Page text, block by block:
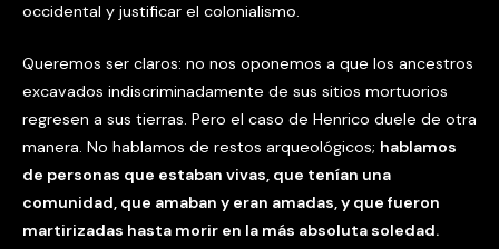
occidental y justificar el colonialismo.
Queremos ser claros: no nos oponemos a que los ancestros
excavados indiscriminadamente de sus sitios mortuorios
regresen a sus tierras. Pero el caso de Henrico duele de otra
manera. No hablamos de restos arqueológicos; hablamos
de personas que estaban vivas, que tenían una
comunidad, que amaban y eran amadas, y que fueron
martirizadas hasta morir en la más absoluta soledad.